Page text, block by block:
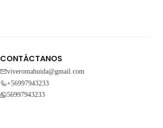
CONTÁCTANOS
viveromahuida@gmail.com
+56997943233
56997943233